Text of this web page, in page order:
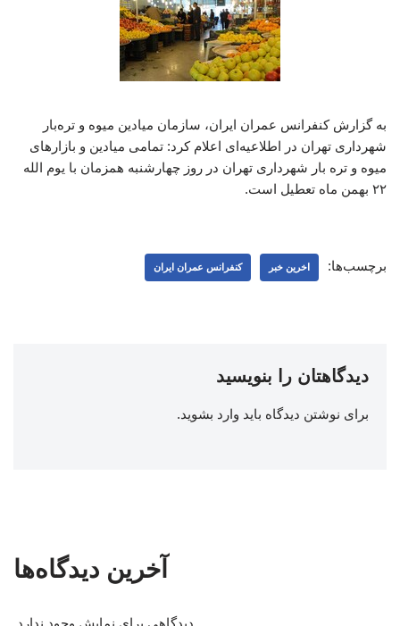
به گزارش کنفرانس عمران ایران، سازمان میادین میوه و تره‌بار
شهرداری تهران در اطلاعیه‌ای اعلام کرد: تمامی میادین و بازارهای
میوه و تره بار شهرداری تهران در روز چهارشنبه همزمان با یوم الله
۲۲ بهمن ماه تعطیل است.
برچسب‌ها: اخرین خبر کنفرانس عمران ایران
دیدگاهتان را بنویسید
برای نوشتن دیدگاه باید وارد بشوید.
آخرین دیدگاه‌ها
دیدگاهی برای نمایش وجود ندارد.